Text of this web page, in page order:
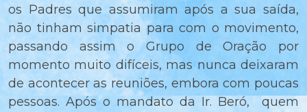
os Padres que assumiram após a sua saída,
não tinham simpatia para com o movimento,
passando assim o Grupo de Oração por
momento muito difíceis, mas nunca deixaram
de acontecer as reuniões, embora com poucas
pessoas. Após o mandato da Ir. Beró, quem